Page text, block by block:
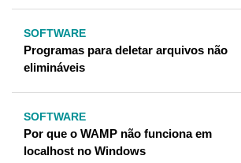
SOFTWARE
Programas para deletar arquivos não
elimináveis
SOFTWARE
Por que o WAMP não funciona em
localhost no Windows